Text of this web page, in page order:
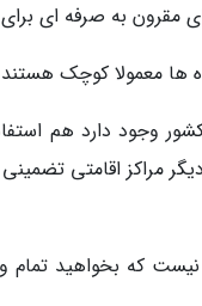
مقرون به صرفه ای
ها معمولا کوچک
وجود دارد هم
مراکز اقامتی
که بخواهید